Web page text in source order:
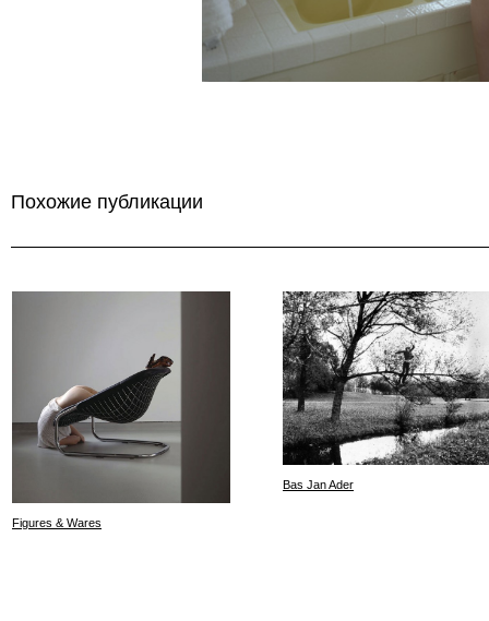
Похожие публикации
Figures & Wares
Bas Jan Ader